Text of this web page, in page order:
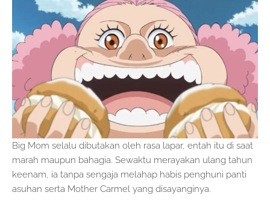
Big Mom selalu dibutakan oleh rasa lapar, entah itu di saat
marah maupun bahagia. Sewaktu merayakan ulang tahun
keenam, ia tanpa sengaja melahap habis penghuni panti
asuhan serta Mother Carmel yang disayanginya.